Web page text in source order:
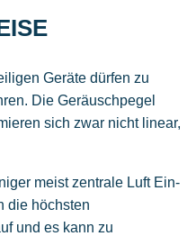
Geräte dürfen zu
Die Geräuschpegel
sich zwar nicht linear,
meist zentrale Luft Ein-
die höchsten
und es kann zu